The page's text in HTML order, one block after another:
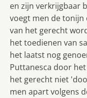
en zijn verkrijgbaar
voegt men de tonijn
van het gerecht
het toedienen van
het laatst nog
Puttanesca door
het gerecht niet
men apart volgens